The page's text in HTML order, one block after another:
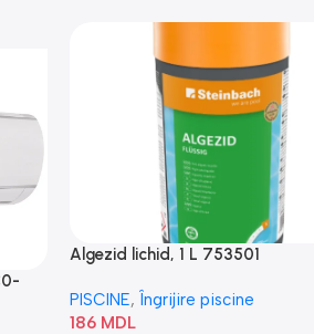
Algezid lichid, 1 L 753501
PISCINE, Îngrijire piscine
186 MDL